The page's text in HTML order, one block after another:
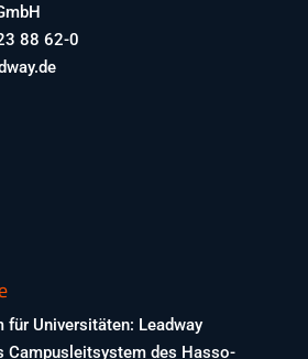
88 62-0
für Universitäten: Leadway
Campusleitsystem des Hasso-